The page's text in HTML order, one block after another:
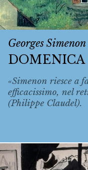
Georges Simenon
DOMENICA
«Simenon riesce a
efficacissimo, nel
(Philippe Claudel).